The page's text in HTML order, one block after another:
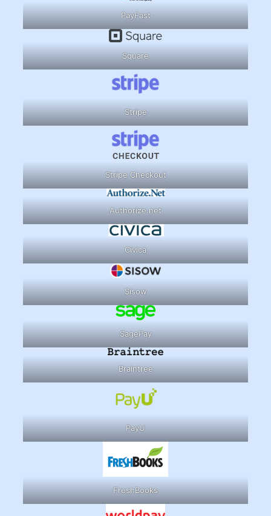
PayFast
Square
Stripe
Stripe Checkout
Authorize.net
Civica
Sisow
SagePay
Braintree
PayU
FreshBooks